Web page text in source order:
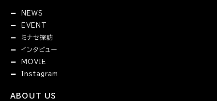
NEWS
EVENT
ミナセ探訪
インタビュー
MOVIE
Instagram
ABOUT US